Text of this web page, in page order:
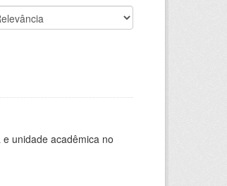
unidade acadêmica no